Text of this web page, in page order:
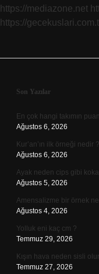
https://mediazone.net
https://
Sidebar
Son Yazılar
En çok hangi takımın
Ağustos 6, 2026
Kur’an’ın ilk örneği nedir ?
Ağustos 6, 2026
Ayak neden cips gibi
Ağustos 5, 2026
Amensalizme bir örnek
Ağustos 4, 2026
Yolluk eni kaç cm ?
Temmuz 29, 2026
Kışın hava neden sisli
Temmuz 27, 2026